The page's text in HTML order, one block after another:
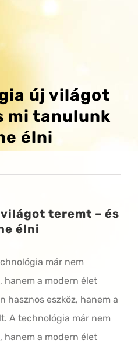
új világot
mi tanulunk
élni
teremt – és
élni
már nem
hanem a modern élet
hasznos eszköz, hanem a
A technológia már nem
hanem a modern élet